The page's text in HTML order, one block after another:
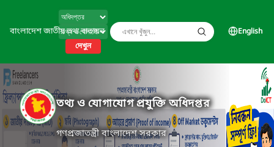
বাংলাদেশ জাতীয় তথ্য বাতায়ন
দেখুন
English
তথ্য ও যোগাযোগ প্রযুক্তি অধিদপ্তর
গণপ্রজাতন্ত্রী বাংলাদেশ সরকার